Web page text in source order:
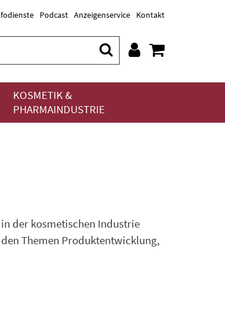
Podcast Anzeigenservice Kontakt
KOSMETIK &
PHARMAINDUSTRIE
der kosmetischen Industrie
Themen Produktentwicklung,